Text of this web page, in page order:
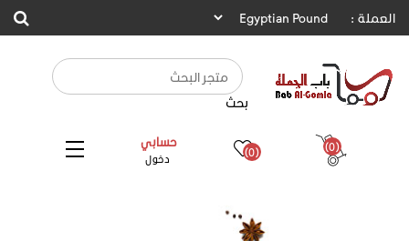
العملة :
بحث
حسابي
دخول (0) (0)